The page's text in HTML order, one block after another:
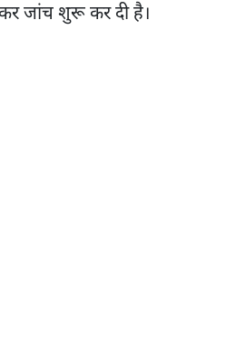
जांच शुरू कर दी है।